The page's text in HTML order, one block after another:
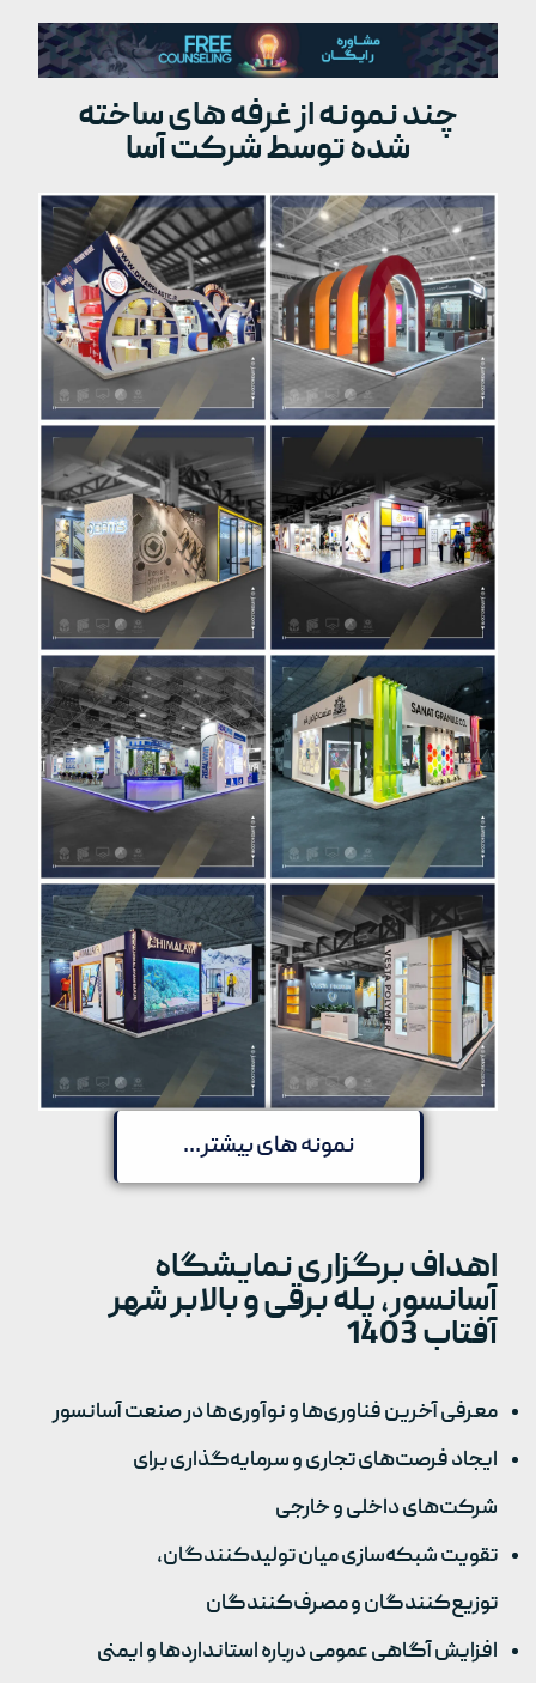
چند نمونه از غرفه های ساخته
شده توسط شرکت آسا
نمونه های بیشتر...
اهداف برگزاری نمایشگاه
آسانسور، پله برقی و بالابر شهر
آفتاب 1403
معرفی آخرین فناوری‌ها و نوآوری‌ها در صنعت آسانسور
ایجاد فرصت‌های تجاری و سرمایه‌گذاری برای
شرکت‌های داخلی و خارجی
تقویت شبکه‌سازی میان تولیدکنندگان،
توزیع‌کنندگان و مصرف‌کنندگان
افزایش آگاهی عمومی درباره استانداردها و ایمنی